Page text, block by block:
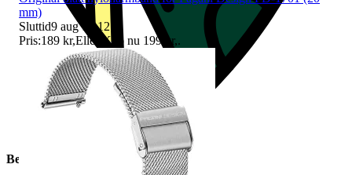
Beskrivning
mm)
Sluttid9 aug 18:12.
Pris:189 kr,Eller Köp nu 199 kr,.